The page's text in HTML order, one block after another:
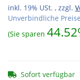
inkl. 19% USt. , zzgl.
Unverbindliche
(Sie sparen
Sofort verfügbar